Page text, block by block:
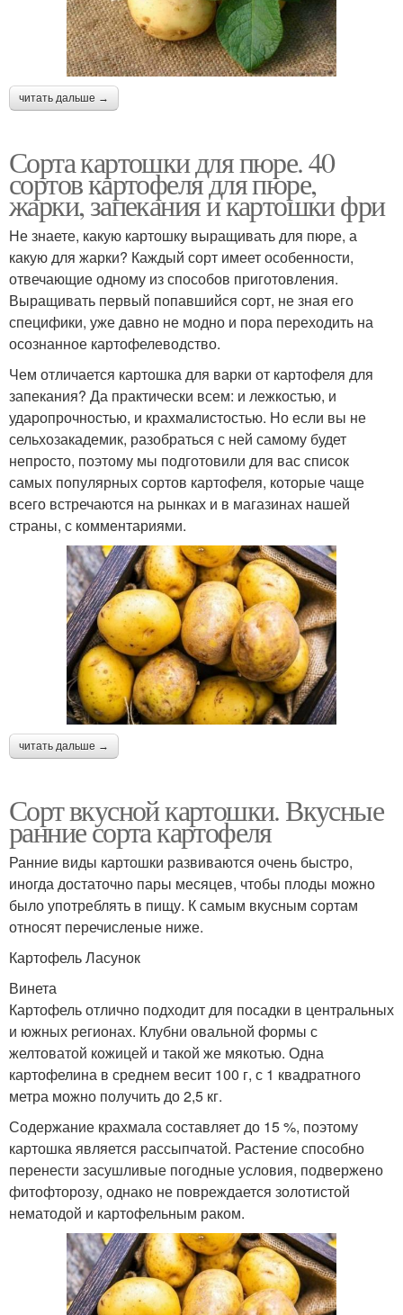
читать дальше →
Сорта картошки для пюре. 40
сортов картофеля для пюре,
жарки, запекания и картошки фри
Не знаете, какую картошку выращивать для пюре, а
какую для жарки? Каждый сорт имеет особенности,
отвечающие одному из способов приготовления.
Выращивать первый попавшийся сорт, не зная его
специфики, уже давно не модно и пора переходить на
осознанное картофелеводство.
Чем отличается картошка для варки от картофеля для
запекания? Да практически всем: и лежкостью, и
ударопрочностью, и крахмалистостью. Но если вы не
сельхозакадемик, разобраться с ней самому будет
непросто, поэтому мы подготовили для вас список
самых популярных сортов картофеля, которые чаще
всего встречаются на рынках и в магазинах нашей
страны, с комментариями.
читать дальше →
Сорт вкусной картошки. Вкусные
ранние сорта картофеля
Ранние виды картошки развиваются очень быстро,
иногда достаточно пары месяцев, чтобы плоды можно
было употреблять в пищу. К самым вкусным сортам
относят перечисленые ниже.
Картофель Ласунок
Винета
Картофель отлично подходит для посадки в центральных
и южных регионах. Клубни овальной формы с
желтоватой кожицей и такой же мякотью. Одна
картофелина в среднем весит 100 г, с 1 квадратного
метра можно получить до 2,5 кг.
Содержание крахмала составляет до 15 %, поэтому
картошка является рассыпчатой. Растение способно
перенести засушливые погодные условия, подвержено
фитофторозу, однако не повреждается золотистой
нематодой и картофельным раком.